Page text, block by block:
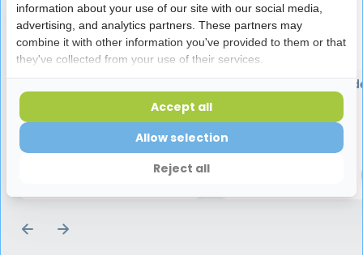
Gebitsborstel | 1 stuk
Ecosym
Forte - 100 ml
information about your use of our site with our social media,
advertising, and analytics partners. These partners may
combine it with other information you've provided to them or that
they've collected from your use of their services.
Reject all
Allow selection
Accept all